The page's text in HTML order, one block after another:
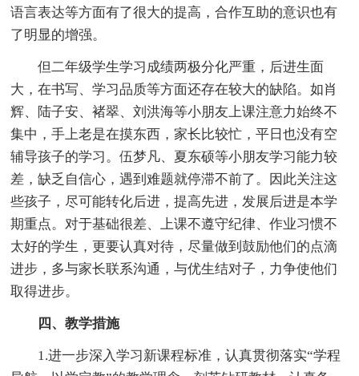
语言表达等方面有了很大的提高，合作互助的意识也有
了明显的增强。
但二年级学生学习成绩两极分化严重，后进生面
大，在书写、学习品质等方面还存在较大的缺陷。如肖
辉、陆子安、褚翠、刘洪海等小朋友上课注意力始终不
集中，手上老是在摸东西，家长比较忙，平日也没有空
辅导孩子的学习。伍梦凡、夏东硕等小朋友学习能力较
差，缺乏自信心，遇到难题就停滞不前了。因此关注这
些孩子，尽可能转化后进，提高先进，发展后进是本学
期重点。对于基础很差、上课不遵守纪律、作业习惯不
太好的学生，更要认真对待，尽量做到鼓励他们的点滴
进步，多与家长联系沟通，与优生结对子，力争使他们
取得进步。
四、教学措施
1.进一步深入学习新课程标准，认真贯彻落实“学程